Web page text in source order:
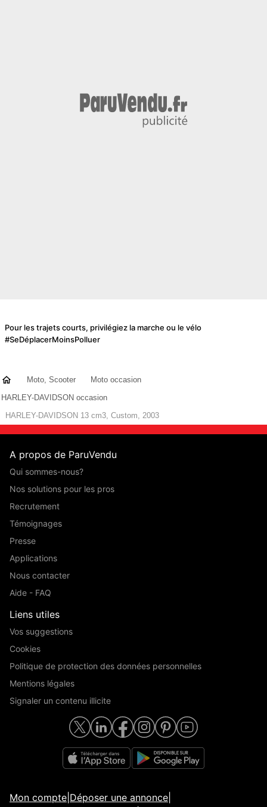
Pour les trajets courts, privilégiez la marche ou le vélo
#SeDéplacerMoinsPolluer
Moto, Scooter
Moto occasion
HARLEY-DAVIDSON occasion
HARLEY-DAVIDSON 13 cm3, Custom, 2003
A propos de ParuVendu
Qui sommes-nous?
Nos solutions pour les pros
Recrutement
Témoignages
Presse
Applications
Nous contacter
Aide - FAQ
Liens utiles
Vos suggestions
Cookies
Politique de protection des données personnelles
Mentions légales
Signaler un contenu illicite
Mon compte Déposer une annonce